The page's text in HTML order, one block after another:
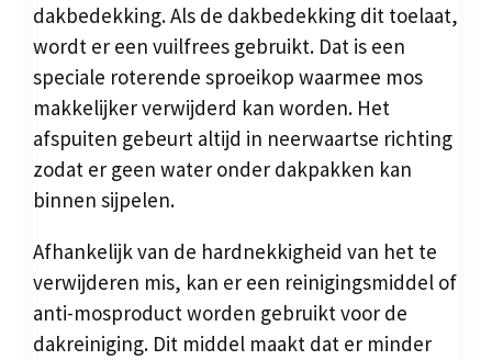
dakbedekking. Als de dakbedekking dit toelaat,
wordt er een vuilfrees gebruikt. Dat is een
speciale roterende sproeikop waarmee mos
makkelijker verwijderd kan worden. Het
afspuiten gebeurt altijd in neerwaartse richting
zodat er geen water onder dakpakken kan
binnen sijpelen.
Afhankelijk van de hardnekkigheid van het te
verwijderen mis, kan er een reinigingsmiddel of
anti-mosproduct worden gebruikt voor de
dakreiniging. Dit middel maakt dat er minder